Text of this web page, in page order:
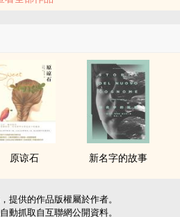
原谅石 新名字的故事
提供的作品版權屬於作者。
動抓取自互聯網公開資料。